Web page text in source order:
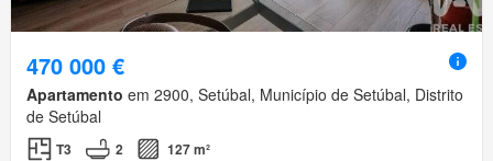
470 000 €
Apartamento em 2900, Setúbal, Município de Setúbal, Distrito
de Setúbal
T3 2 127 m²